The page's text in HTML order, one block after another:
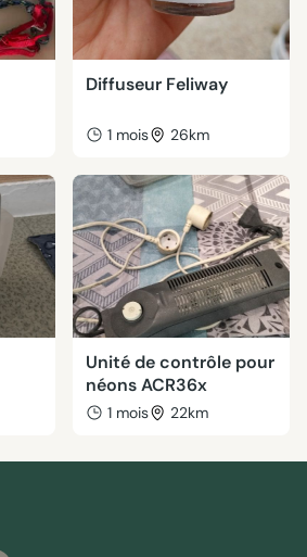
Diffuseur Feliway
1 mois 26km
Unité de contrôle pour
néons ACR36x
1 mois 22km